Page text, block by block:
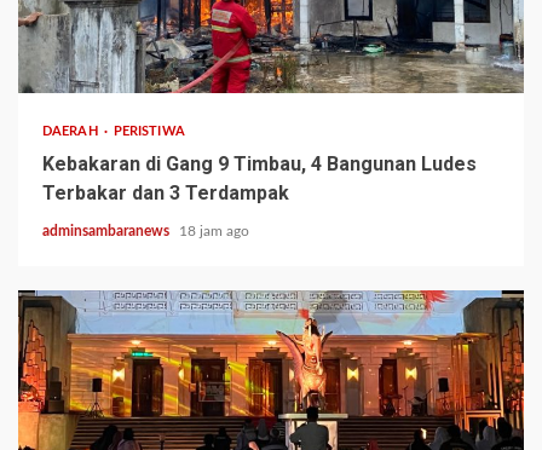
2 min read
DAERAH PERISTIWA
Kebakaran di Gang 9 Timbau, 4 Bangunan Ludes
Terbakar dan 3 Terdampak
adminsambaranews 18 jam ago